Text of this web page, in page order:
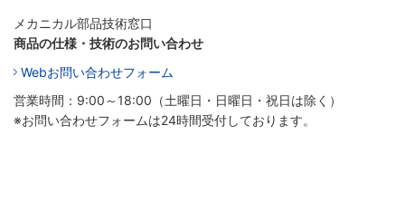
メカニカル部品技術窓口
商品の仕様・技術のお問い合わせ
Webお問い合わせフォーム
営業時間：9:00～18:00（土曜日・日曜日・祝日は除く）
※お問い合わせフォームは24時間受付しております。